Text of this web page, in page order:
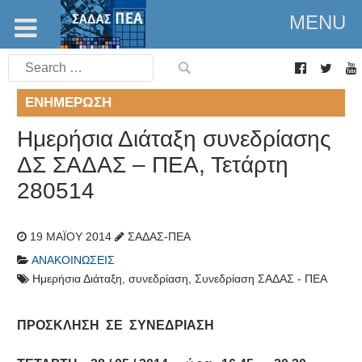
MENU
Search
for:
ΕΝΗΜΈΡΩΣΗ
Ημερήσια Διάταξη συνεδρίασης
ΔΣ ΣΑΔΑΣ – ΠΕΑ, Τετάρτη
280514
19 ΜΑΪ́ΟΥ 2014
ΣΑΔΑΣ-ΠΕΑ
ΑΝΑΚΟΙΝΏΣΕΙΣ
Ημερήσια Διάταξη, συνεδρίαση, Συνεδρίαση ΣΑΔΑΣ - ΠΕΑ
ΠΡΟΣΚΛΗΣΗ ΣΕ ΣΥΝΕΔΡΙΑΣΗ